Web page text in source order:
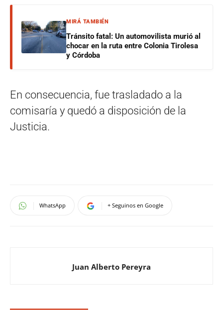
MIRÁ TAMBIÉN
Tránsito fatal: Un automovilista murió al
chocar en la ruta entre Colonia Tirolesa
y Córdoba
En consecuencia, fue trasladado a la
comisaría y quedó a disposición de la
Justicia.
WhatsApp + Seguinos en Google
Juan Alberto Pereyra